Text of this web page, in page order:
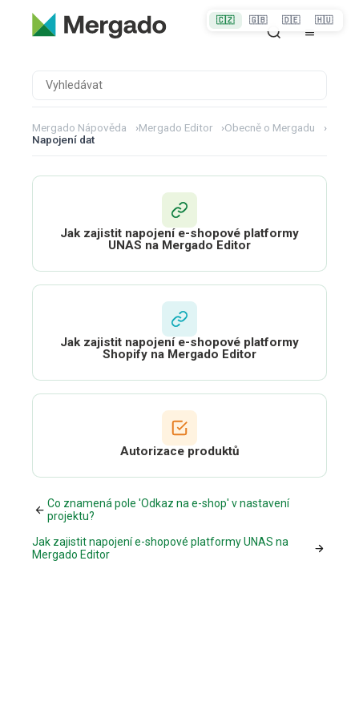
Mergado Nápověda ›Mergado Editor ›Obecně o Mergadu
›
Napojení dat
Jak zajistit napojení e-shopové platformy
UNAS na Mergado Editor
Jak zajistit napojení e-shopové platformy
Shopify na Mergado Editor
Autorizace produktů
Co znamená pole 'Odkaz na e-shop' v nastavení
projektu?
Jak zajistit napojení e-shopové platformy UNAS na
Mergado Editor
🇨🇿 🇬🇧 🇩🇪 🇭🇺